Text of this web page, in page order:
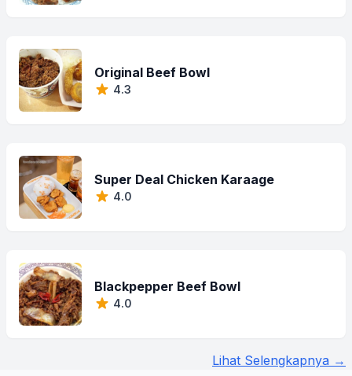
Original Beef Bowl
4.3
Super Deal Chicken Karaage
4.0
Blackpepper Beef Bowl
4.0
Lihat Selengkapnya →